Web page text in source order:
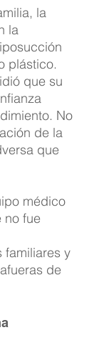
la
la
plástico.
que su
No
de la
que
médico
no fue
familiares y
de